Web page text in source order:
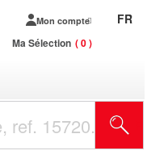
Mon compte
Ma Sélection 0
FR